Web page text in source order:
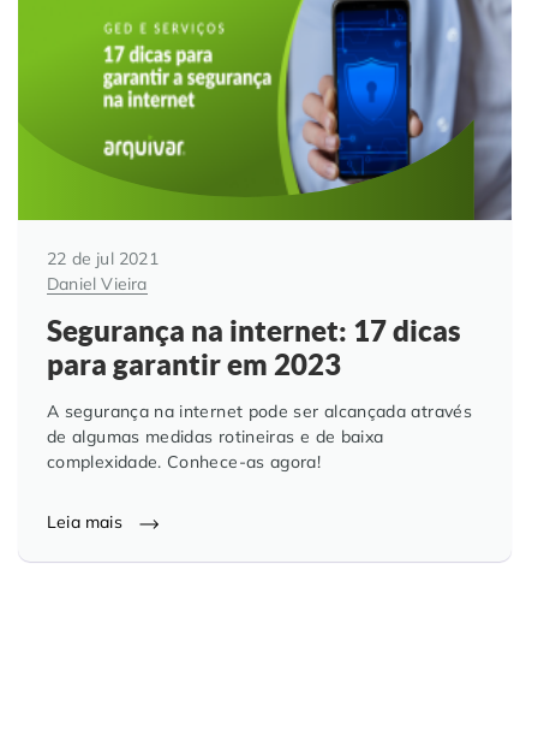
Automação de Processos
Educação Corporativa
Gerenciamento de NF-e
Adequação à LGPD
Assinatura Digital
Auditoria de Processos
Transformação Digital
Controle e Organização de Documentos Físicos
Hospitais e Clínicas
Instituições de Ensino
Departamento Pessoal
Departamento Financeiro
Cooperativas
Cases de Sucesso
Nossas Unidades
Blog
Trabalhe Conosco
O QUE NOS DIFERENCIA? DESCUBRA
22 de jul 2021
Daniel Vieira
Segurança na internet: 17 dicas
para garantir em 2023
A segurança na internet pode ser alcançada através
de algumas medidas rotineiras e de baixa
complexidade. Conhece-as agora!
Leia mais